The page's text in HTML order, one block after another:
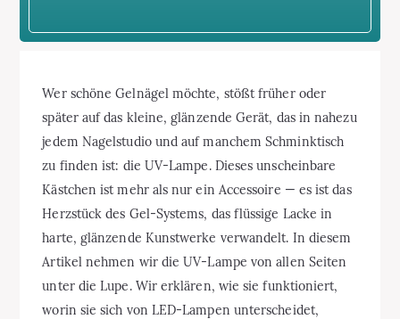
Wer schöne Gelnägel möchte, stößt früher oder
später auf das kleine, glänzende Gerät, das in nahezu
jedem Nagelstudio und auf manchem Schminktisch
zu finden ist: die UV-Lampe. Dieses unscheinbare
Kästchen ist mehr als nur ein Accessoire — es ist das
Herzstück des Gel-Systems, das flüssige Lacke in
harte, glänzende Kunstwerke verwandelt. In diesem
Artikel nehmen wir die UV-Lampe von allen Seiten
unter die Lupe. Wir erklären, wie sie funktioniert,
worin sie sich von LED-Lampen unterscheidet,